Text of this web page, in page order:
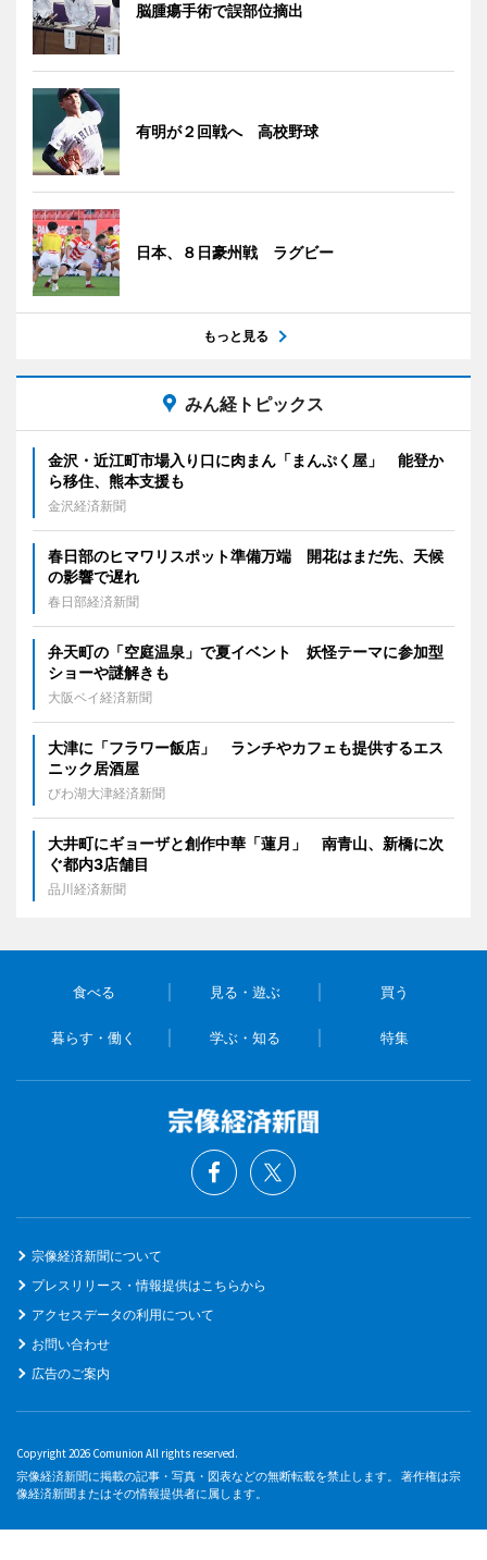
脳腫瘍手術で誤部位摘出
有明が２回戦へ 高校野球
日本、８日豪州戦 ラグビー
もっと見る
みん経トピックス
金沢・近江町市場入り口に肉まん「まんぷく屋」 能登か
ら移住、熊本支援も
金沢経済新聞
春日部のヒマワリスポット準備万端 開花はまだ先、天候
の影響で遅れ
春日部経済新聞
弁天町の「空庭温泉」で夏イベント 妖怪テーマに参加型
ショーや謎解きも
大阪ベイ経済新聞
大津に「フラワー飯店」 ランチやカフェも提供するエス
ニック居酒屋
びわ湖大津経済新聞
大井町にギョーザと創作中華「蓮月」 南青山、新橋に次
ぐ都内3店舗目
品川経済新聞
食べる 見る・遊ぶ 買う
暮らす・働く 学ぶ・知る 特集
宗像経済新聞について
プレスリリース・情報提供はこちらから
アクセスデータの利用について
お問い合わせ
広告のご案内
Copyright 2026 Comunion All rights reserved.
宗像経済新聞に掲載の記事・写真・図表などの無断転載を禁止します。 著作権は宗
像経済新聞またはその情報提供者に属します。